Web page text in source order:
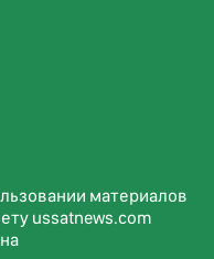
материалов
ussatnews.com